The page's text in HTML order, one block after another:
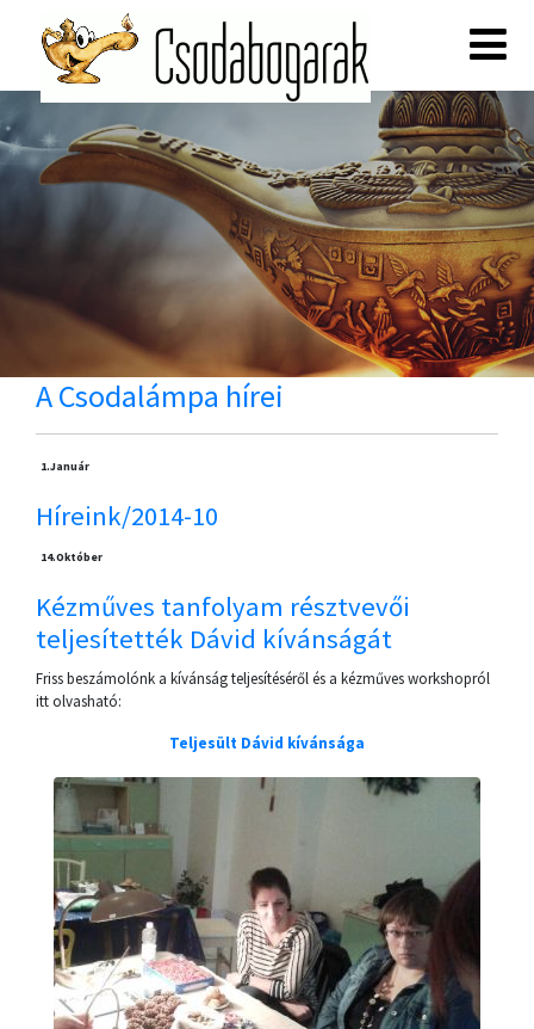
A Csodalámpa hírei
1.Január
Híreink/2014-10
14.Október
Kézműves tanfolyam résztvevői
teljesítették Dávid kívánságát
Friss beszámolónk a kívánság teljesítéséről és a kézműves workshopról
itt olvasható:
Teljesült Dávid kívánsága